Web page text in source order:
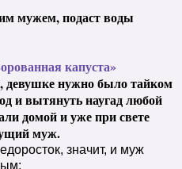
мужем, подаст воды
капуста»
девушке нужно было тайком
и вытянуть наугад любой
домой и уже при свете
муж.
значит, и муж